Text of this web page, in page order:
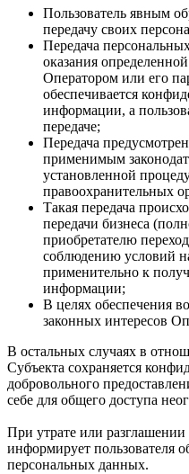
Пользователь явным
передачу своих
Передача
оказания
Оператором или его
обеспечивается
информации, а
передаче;
Передача
применимым
установленной
правоохранительных
Такая передача
передачи бизнеса
приобретателю
соблюдению условий
применительно к
информации;
В целях обеспечения
законных интересов
В остальных случаях в
Субъекта сохраняется
добровольного
себе для общего доступа
При утрате или
информирует пользователя
персональных данных.